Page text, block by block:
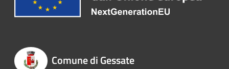
Comune di Gessate